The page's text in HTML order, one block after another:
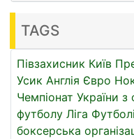
TAGS
Півзахисник Київ
Усик Англія Євро
Чемпіонат України з
футболу Ліга
боксерська